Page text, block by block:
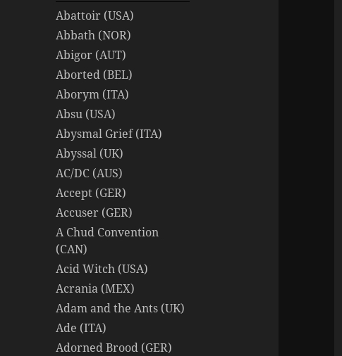
Abattoir (USA)
Abbath (NOR)
Abigor (AUT)
Aborted (BEL)
Aborym (ITA)
Absu (USA)
Abysmal Grief (ITA)
Abyssal (UK)
AC/DC (AUS)
Accept (GER)
Accuser (GER)
A Chud Convention
(CAN)
Acid Witch (USA)
Acrania (MEX)
Adam and the Ants (UK)
Ade (ITA)
Adorned Brood (GER)